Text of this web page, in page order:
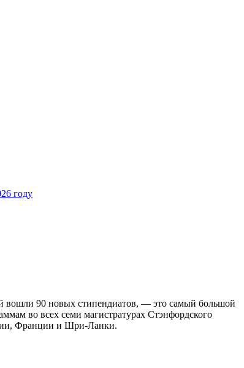
году
вошли 90 новых стипендиатов, — это самый большой
во всех семи магистратурах Стэнфордского
Франции и Шри-Ланки.